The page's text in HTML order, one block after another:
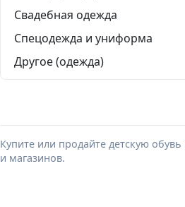
Свадебная одежда
Спецодежда и униформа
Другое (одежда)
Купите или продайте детскую
и магазинов.